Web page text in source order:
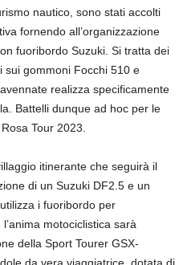
nautico, sono stati accolti
fornendo all’organizzazione
fuoribordo Suzuki. Si tratta dei
sui gommoni Focchi 510 e
realizza specificamente
Battelli dunque ad hoc per le
Tour 2023.
itinerante che seguirà il
di un Suzuki DF2.5 e un
i fuoribordo per
motociclistica sarà
della Sport Tourer GSX-
da vera viaggiatrice, dotata di